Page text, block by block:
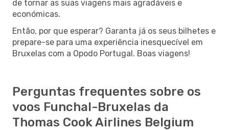
de tornar as suas viagens mais agradáveis e
económicas.
Então, por que esperar? Garanta já os seus bilhetes e
prepare-se para uma experiência inesquecível em
Bruxelas com a Opodo Portugal. Boas viagens!
Perguntas frequentes sobre os
voos Funchal-Bruxelas da
Thomas Cook Airlines Belgium